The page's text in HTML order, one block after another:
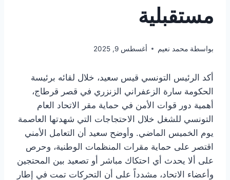
مستقبلية
بواسطة محمد نعيم أغسطس 9, 2025
أكد الرئيس التونسي قيس سعيد، خلال لقائه برئيسة
الحكومة سارة الزعفراني الزنزري في قصر قرطاج،
أهمية دور قوات الأمن في حماية مقر الاتحاد العام
التونسي للشغل خلال الاحتجاجات التي شهدتها العاصمة
يوم الخميس الماضي. وأوضح سعيد أن التعامل الأمني
اقتصر على حماية مقرات المنظمات الوطنية، وحرص
على ألا يحدث أي احتكاك مباشر أو تصعيد بين المحتجين
وأعضاء الاتحاد، مشدداً على أن التحركات تمت في إطار